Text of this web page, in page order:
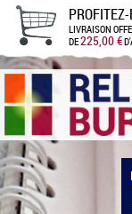
LIVRAISON
DE225,00 €